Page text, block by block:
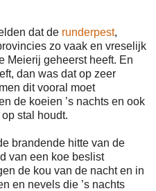
dat de runderpest,
zo vaak en vreselijk
Meierij geheerst heeft. En
dan was dat op zeer
dit vooral moet
de koeien ’s nachts en ook
stal houdt.
brandende hitte van de
van een koe beslist
de kou van de nacht en in
en nevels die ’s nachts